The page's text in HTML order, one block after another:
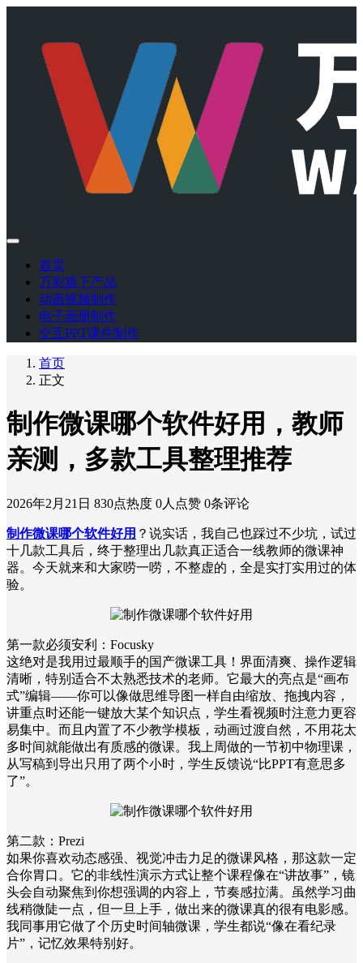
首页
万彩旗下产品
动画视频制作
电子画册制作
交互PPT课件制作
首页
正文
制作微课哪个软件好用，教师
亲测，多款工具整理推荐
2026年2月21日 830点热度 0人点赞 0条评论
制作微课哪个软件好用 ？说实话，我自己也踩过不少坑，试过
十几款工具后，终于整理出几款真正适合一线教师的微课神
器。今天就来和大家唠一唠，不整虚的，全是实打实用过的体
验。
第一款必须安利：Focusky
这绝对是我用过最顺手的国产微课工具！界面清爽、操作逻辑
清晰，特别适合不太熟悉技术的老师。它最大的亮点是“画布
式”编辑——你可以像做思维导图一样自由缩放、拖拽内容，
讲重点时还能一键放大某个知识点，学生看视频时注意力更容
易集中。而且内置了不少教学模板，动画过渡自然，不用花太
多时间就能做出有质感的微课。我上周做的一节初中物理课，
从写稿到导出只用了两个小时，学生反馈说“比PPT有意思多
了”。
第二款：Prezi
如果你喜欢动态感强、视觉冲击力足的微课风格，那这款一定
合你胃口。它的非线性演示方式让整个课程像在“讲故事”，镜
头会自动聚焦到你想强调的内容上，节奏感拉满。虽然学习曲
线稍微陡一点，但一旦上手，做出来的微课真的很有电影感。
我同事用它做了个历史时间轴微课，学生都说“像在看纪录
片”，记忆效果特别好。